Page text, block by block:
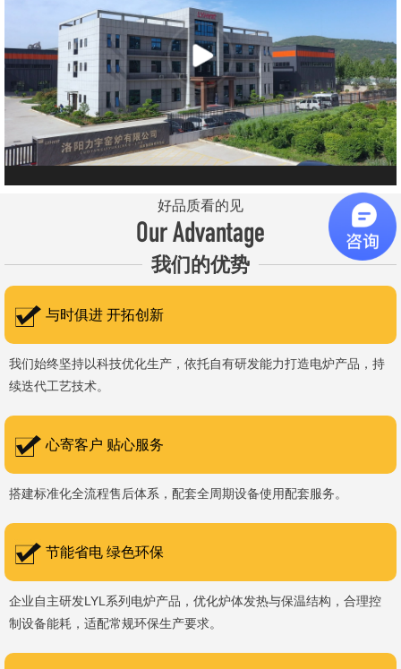
元件、高温窑具等。 历经二十余年市场积累，公司产品质量稳
定、性能可靠，应用场景覆盖高校、科研院所、工矿企业等领域，服
务于粉末、冶金、电子、煤炭、医药、陶瓷、玻璃、铝业、汽车、特
种新材料、耐火材料、新能源、航天航空、化工、金属烧结及金属热
处理等行业，产品覆盖国内多省市，并出口至海外多个国家和地
区。 近年来，公司通过理念更新、体制机制优化与科技创新，于
稳步增长，国内市场份额稳步提升，并获得质量诚信AAA 级企业荣
誉证书。 在产品技术方面，公司坚持精益求精、持续创新，自主
研发LYL系列节能精密型智能化电炉、窑炉产品，多项产品通过相关
权威认证。产品具备升温快、节能效果显著、温控精准、智能自动化
程度高、运行稳定、保温性能优良、全程电脑控制、可编程自动升降
盟CE认证。 公司凭借技术积累与产品优势，获得多项官方资质
认定：高新 技术企业、科技型中小企业、洛阳市企业研发中心（证
书编号：202207080）、河南省专精特新企业。 我们坚持以
科技促生产，以质量创品牌，以品牌创市场的战略发展，实现科学化
国内外新老客户前来参观洽谈，让我们携手，合作共赢，共创新未
来！洛阳新安工厂视频洛阳高新工厂视频
好品质看的见
Our Advantage
我们的优势
与时俱进 开拓创新
我们始终坚持以科技优化生产，依托自有研发能力打造电炉产品，持
续迭代工艺技术。
心寄客户 贴心服务
搭建标准化全流程售后体系，配套全周期设备使用配套服务。
节能省电 绿色环保
企业自主研发LYL系列电炉产品，优化炉体发热与保温结构，合理控
制设备能耗，适配常规环保生产要求。